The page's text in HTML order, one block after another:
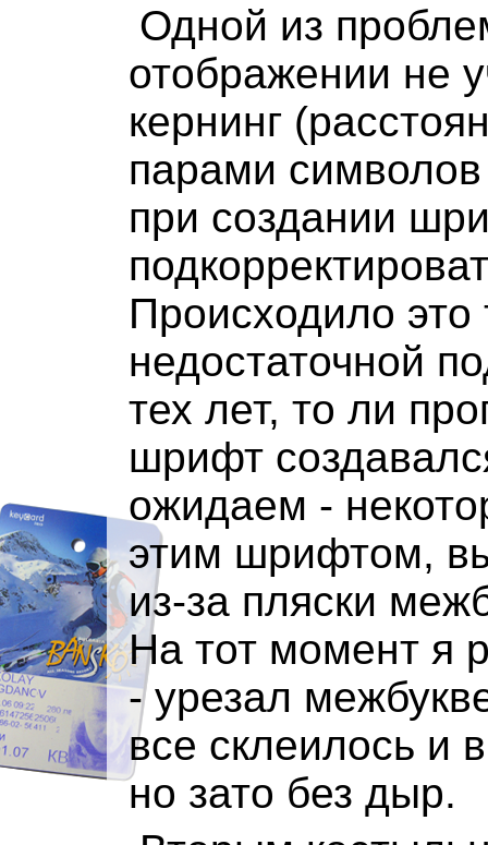
Одной из
отображении не
кернинг
парами
при создании
Происходило это
недостаточной
тех лет, то ли
шрифт
ожидаем -
этим шрифтом,
из-за пляски
На тот момент я
- урезал
все склеилось и
но зато без дыр.